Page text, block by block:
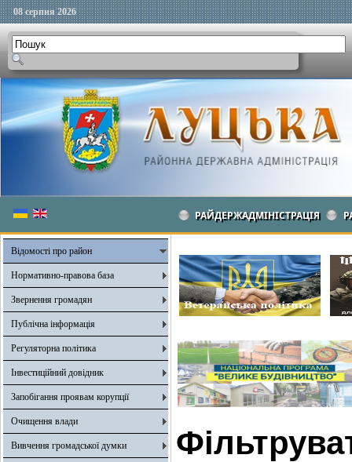
08 серпня 2026
РАЙДЕРЖАДМІНІСТРАЦІЯ
Відомості про район
Нормативно-правова база
Звернення громадян
Публічна інформація
Регуляторна політика
Інвестиційний довідник
Запобігання проявам корупції
Очищення влади
Вивчення громадської думки